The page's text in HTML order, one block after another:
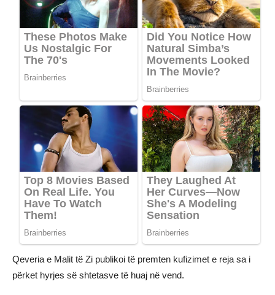
Qeveria e Malit të Zi publikoi të premten kufizimet e reja sa i
përket hyrjes së shtetasve të huaj në vend.